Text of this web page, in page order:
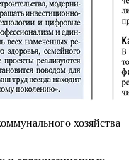
хозяйства